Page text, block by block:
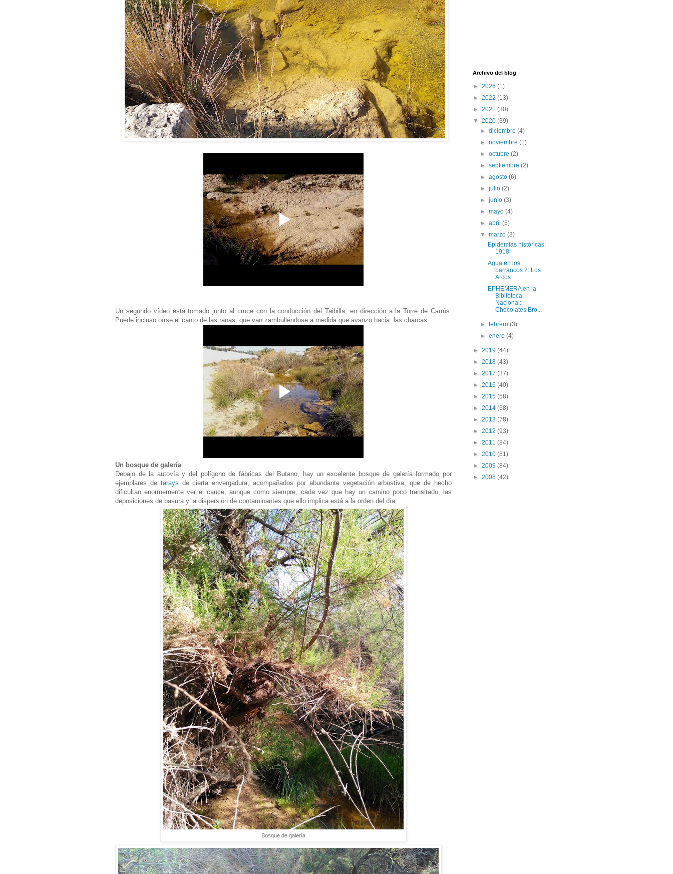
Un segundo vídeo está tomado junto al cruce con la conducción del Taibilla, en dirección a la Torre de Carrús.
Puede incluso oírse el canto de las ranas, que van zambulléndose a medida que avanzo hacia las charcas.
Un bosque de galería
Debajo de la autovía y del polígono de fábricas del Butano, hay un excelente bosque de galería formado por
ejemplares de tarays de cierta envergadura, acompañados por abundante vegetación arbustiva, que de hecho
dificultan enormemente ver el cauce, aunque como siempre, cada vez que hay un camino poco transitado, las
deposiciones de basura y la dispersión de contaminantes que ello implica está a la orden del día.
Bosque de galería
Archivo del blog
► 2026 (1)
► 2022 (13)
► 2021 (30)
▼ 2020 (39)
►diciembre(4)
►noviembre(1)
►octubre(2)
►septiembre(2)
►agosto(6)
►julio(2)
►junio(3)
►mayo(4)
►abril(5)
▼marzo(3)
Epidemias históricas:
1918
Agua en los
barrancos 2: Los
Arcos
EPHEMERA en la
Biblioteca
Nacional:
Chocolates Bro...
►febrero(3)
►enero(4)
► 2019 (44)
► 2018 (43)
► 2017 (37)
► 2016 (40)
► 2015 (58)
► 2014 (58)
► 2013 (78)
► 2012 (93)
► 2011 (84)
► 2010 (81)
► 2009 (84)
► 2008 (42)